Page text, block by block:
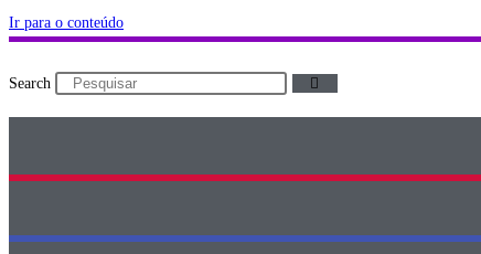
Ir para o conteúdo
Search